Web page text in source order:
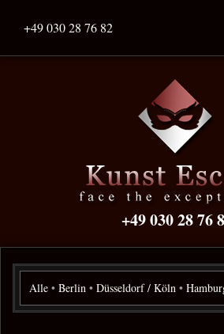
+49 030 28 76 82
+49 030 28 76
Alle • Berlin • Düsseldorf / Köln •